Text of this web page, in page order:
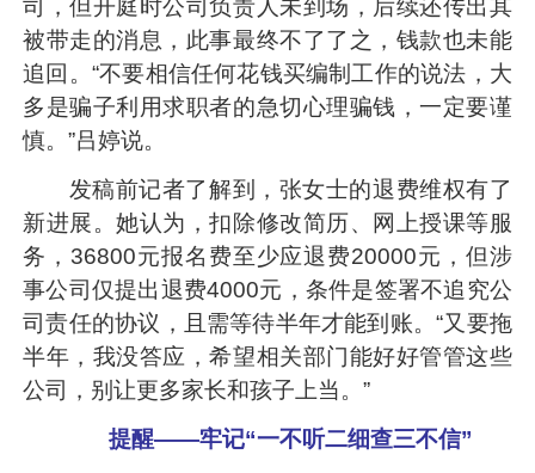
司，但开庭时公司负责人未到场，后续还传出其
被带走的消息，此事最终不了了之，钱款也未能
追回。“不要相信任何花钱买编制工作的说法，大
多是骗子利用求职者的急切心理骗钱，一定要谨
慎。”吕婷说。
发稿前记者了解到，张女士的退费维权有了
新进展。她认为，扣除修改简历、网上授课等服
务，36800元报名费至少应退费20000元，但涉
事公司仅提出退费4000元，条件是签署不追究公
司责任的协议，且需等待半年才能到账。“又要拖
半年，我没答应，希望相关部门能好好管管这些
公司，别让更多家长和孩子上当。”
提醒——牢记“一不听二细查三不信”